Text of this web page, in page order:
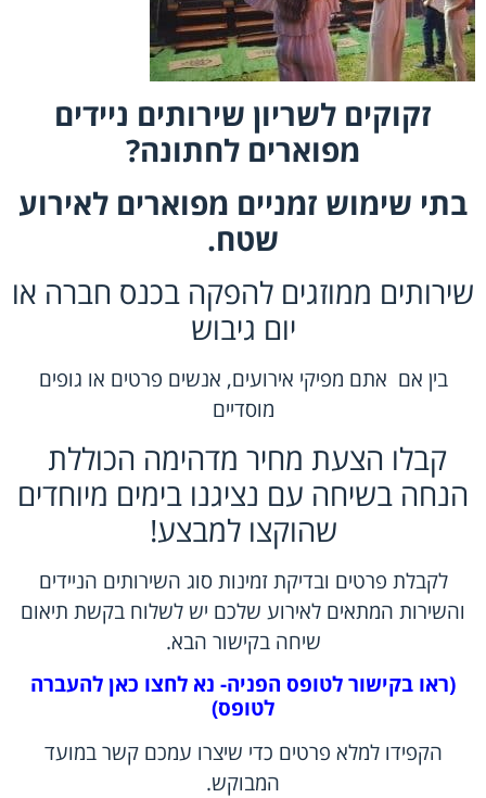
זקוקים לשריון שירותים ניידים
מפוארים לחתונה?
בתי שימוש זמניים מפוארים לאירוע
שטח.
שירותים ממוזגים להפקה בכנס חברה או
יום גיבוש
בין אם אתם מפיקי אירועים, אנשים פרטים או גופים
מוסדיים
קבלו הצעת מחיר מדהימה הכוללת
הנחה בשיחה עם נציגנו בימים מיוחדים
שהוקצו למבצע!
לקבלת פרטים ובדיקת זמינות סוג השירותים הניידים
והשירות המתאים לאירוע שלכם יש לשלוח בקשת תיאום
שיחהבקישור הבא.
(ראו בקישור לטופס הפניה- נא לחצו כאן להעברה
לטופס)
הקפידו למלא פרטים כדי שיצרו עמכם קשר במועד
המבוקש.